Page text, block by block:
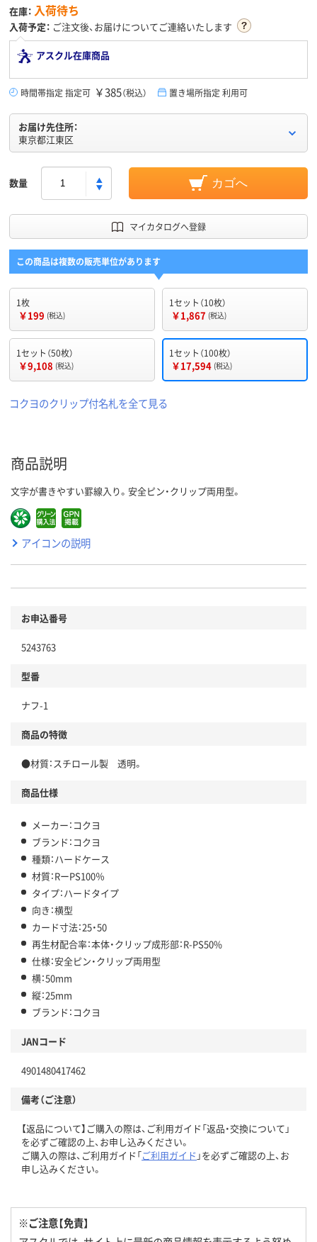
在庫： 入荷待ち
入荷予定： ご注文後、お届けについてご連絡いたします
アスクル在庫商品
時間帯指定 指定可 ￥385（税込） 置き場所指定 利用可
お届け先住所：
東京都江東区
数量 カゴへ
マイカタログへ登録
この商品は複数の販売単位があります
1枚
￥199 (税込)
1セット（10枚）
￥1,867 (税込)
1セット（50枚）
￥9,108 (税込)
1セット（100枚）
￥17,594 (税込)
コクヨのクリップ付名札を全て見る
商品説明
文字が書きやすい罫線入り。安全ピン・クリップ両用型。
アイコンの説明
お申込番号
5243763
型番
ナフ-1
商品の特徴
●材質：スチロール製 透明。
商品仕様
メーカー：コクヨ
ブランド：コクヨ
種類：ハードケース
材質：RーPS100％
タイプ：ハードタイプ
向き：横型
カード寸法：25・50
再生材配合率：本体・クリップ成形部：R-PS50%
仕様：安全ピン・クリップ両用型
横：50mm
縦：25mm
ブランド：コクヨ
JANコード
4901480417462
備考（ご注意）
【返品について】ご購入の際は、ご利用ガイド「返品・交換について」
を必ずご確認の上、お申し込みください。
ご購入の際は、ご利用ガイド「ご利用ガイド 」を必ずご確認の上、お
申し込みください。
※ご注意【免責】